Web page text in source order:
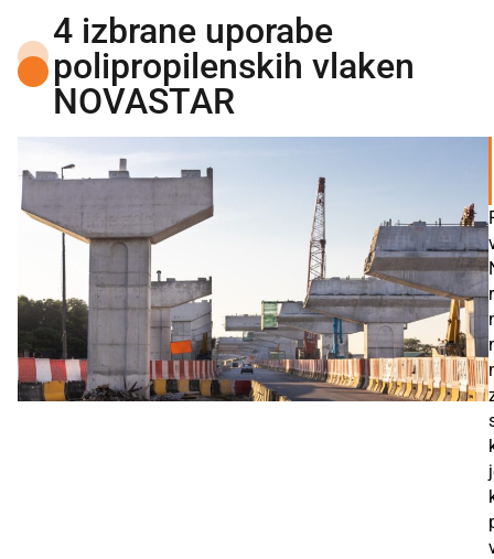
4 izbrane uporabe
polipropilenskih vlaken
NOVASTAR